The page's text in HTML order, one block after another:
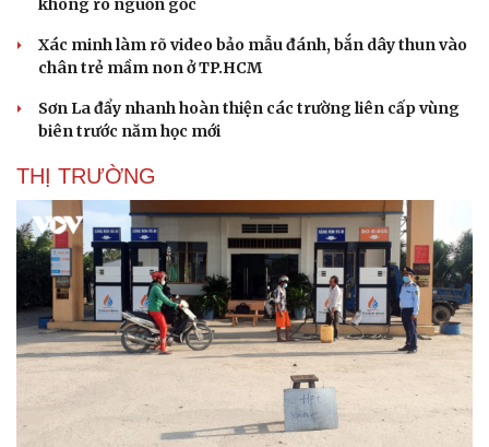
không rõ nguồn gốc
Xác minh làm rõ video bảo mẫu đánh, bắn dây thun vào
chân trẻ mầm non ở TP.HCM
Sơn La đẩy nhanh hoàn thiện các trường liên cấp vùng
biên trước năm học mới
THỊ TRƯỜNG